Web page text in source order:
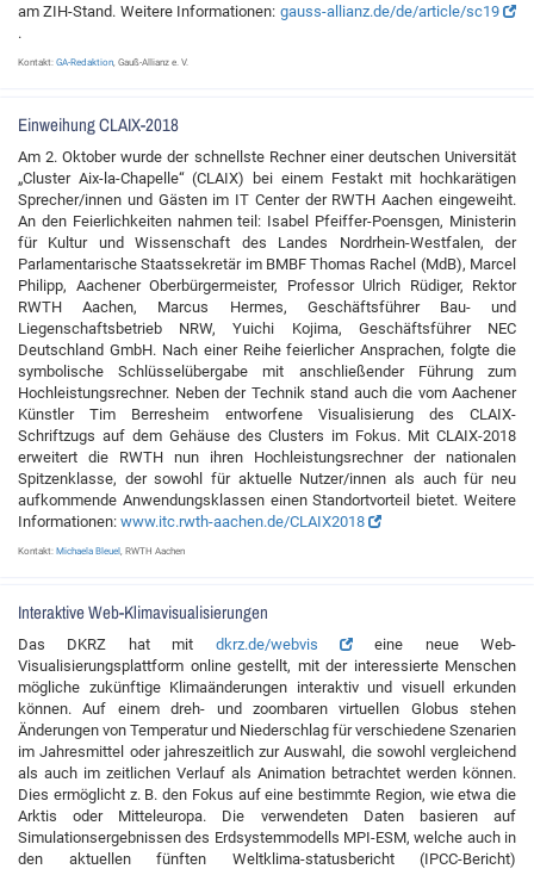
am ZIH-Stand. Weitere Informationen: gauss-allianz.de/de/article/sc19
.
Kontakt: GA-Redaktion, Gauß-Allianz e. V.
Einweihung CLAIX-2018
Am 2. Oktober wurde der schnellste Rechner einer deutschen Universität
„Cluster Aix-la-Chapelle“ (CLAIX) bei einem Festakt mit hochkarätigen
Sprecher/innen und Gästen im IT Center der RWTH Aachen eingeweiht.
An den Feierlichkeiten nahmen teil: Isabel Pfeiffer-Poensgen, Ministerin
für Kultur und Wissenschaft des Landes Nordrhein-Westfalen, der
Parlamentarische Staatssekretär im BMBF Thomas Rachel (MdB), Marcel
Philipp, Aachener Oberbürgermeister, Professor Ulrich Rüdiger, Rektor
RWTH Aachen, Marcus Hermes, Geschäftsführer Bau- und
Liegenschaftsbetrieb NRW, Yuichi Kojima, Geschäftsführer NEC
Deutschland GmbH. Nach einer Reihe feierlicher Ansprachen, folgte die
symbolische Schlüsselübergabe mit anschließender Führung zum
Hochleistungsrechner. Neben der Technik stand auch die vom Aachener
Künstler Tim Berresheim entworfene Visualisierung des CLAIX-
Schriftzugs auf dem Gehäuse des Clusters im Fokus. Mit CLAIX-2018
erweitert die RWTH nun ihren Hochleistungsrechner der nationalen
Spitzenklasse, der sowohl für aktuelle Nutzer/innen als auch für neu
aufkommende Anwendungsklassen einen Standortvorteil bietet. Weitere
Informationen: www.itc.rwth-aachen.de/CLAIX2018
Kontakt: Michaela Bleuel , RWTH Aachen
Interaktive Web-Klimavisualisierungen
Das DKRZ hat mit dkrz.de/webvis
eine neue Web-
Visualisierungsplattform online gestellt, mit der interessierte Menschen
mögliche zukünftige Klimaänderungen interaktiv und visuell erkunden
können. Auf einem dreh- und zoombaren virtuellen Globus stehen
Änderungen von Temperatur und Niederschlag für verschiedene Szenarien
im Jahresmittel oder jahreszeitlich zur Auswahl, die sowohl vergleichend
als auch im zeitlichen Verlauf als Animation betrachtet werden können.
Dies ermöglicht z. B. den Fokus auf eine bestimmte Region, wie etwa die
Arktis oder Mitteleuropa. Die verwendeten Daten basieren auf
Simulationsergebnissen des Erdsystemmodells MPI-ESM, welche auch in
den aktuellen fünften Weltklima-statusbericht (IPCC-Bericht)